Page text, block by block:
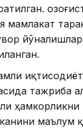
мамлакат
тажриба
маълум